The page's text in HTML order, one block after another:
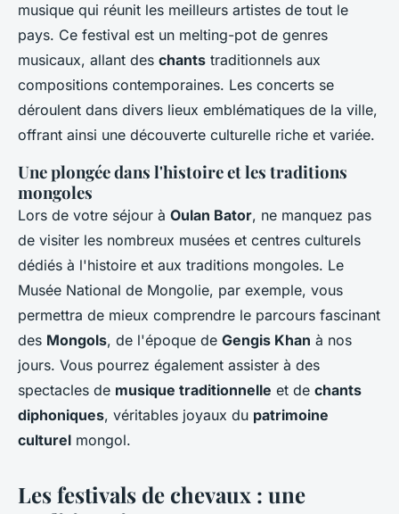
musique qui réunit les meilleurs artistes de tout le
pays. Ce festival est un melting-pot de genres
musicaux, allant des chants traditionnels aux
compositions contemporaines. Les concerts se
déroulent dans divers lieux emblématiques de la ville,
offrant ainsi une découverte culturelle riche et variée.
Une plongée dans l'histoire et les traditions
mongoles
Lors de votre séjour à Oulan Bator, ne manquez pas
de visiter les nombreux musées et centres culturels
dédiés à l'histoire et aux traditions mongoles. Le
Musée National de Mongolie, par exemple, vous
permettra de mieux comprendre le parcours fascinant
des Mongols, de l'époque de Gengis Khan à nos
jours. Vous pourrez également assister à des
spectacles de musique traditionnelle et de chants
diphoniques, véritables joyaux du patrimoine
culturel mongol.
Les festivals de chevaux : une